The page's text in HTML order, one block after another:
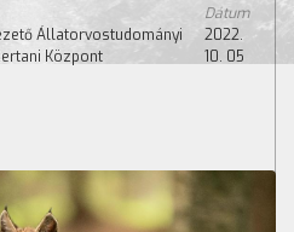
Állatorvostudományi
Központ
Dátum
2022.
10. 05